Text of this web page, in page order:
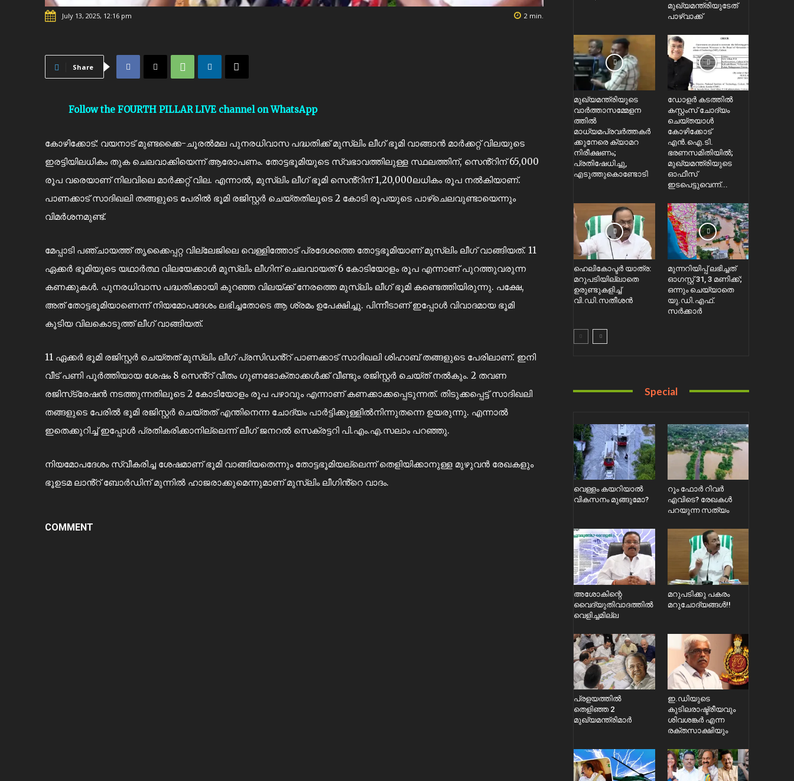
July 13, 2025, 12:16 pm 2 min.
Share
Follow the FOURTH PILLAR LIVE channel on WhatsApp
കോഴിക്കോട്: വയനാട് മുണ്ടക്കൈ-ചൂരൽമല പുനരധിവാസ പദ്ധതിക്ക് മുസ്ലിം ലീഗ് ഭൂമി വാങ്ങാൻ മാർക്കറ്റ് വിലയുടെ
ഇരട്ടിയിലധികം തുക ചെലവാക്കിയെന്ന് ആരോപണം. തോട്ടഭൂമിയുടെ സ്വഭാവത്തിലുള്ള സ്ഥലത്തിന്, സെൻ്റിന് 65,000
രൂപ വരെയാണ് നിലവിലെ മാർക്കറ്റ് വില. എന്നാൽ, മുസ്ലിം ലീഗ് ഭൂമി സെൻ്റിന് 1,20,000ലധികം രൂപ നൽകിയാണ്.
പാണക്കാട് സാദിഖലി തങ്ങളുടെ പേരിൽ ഭൂമി രജിസ്റ്റർ ചെയ്തതിലൂടെ 2 കോടി രൂപയുടെ പാഴ്‌ചെലവുണ്ടായെന്നും
വിമർശനമുണ്ട്.
മേപ്പാടി പഞ്ചായത്ത് തൃക്കൈപ്പറ്റ വില്ലേജിലെ വെള്ളിത്തോട് പ്രദേശത്തെ തോട്ടഭൂമിയാണ് മുസ്ലിം ലീഗ് വാങ്ങിയത്. 11
ഏക്കർ ഭൂമിയുടെ യഥാർത്ഥ വിലയേക്കാൾ മുസ്ലിം ലീഗിന് ചെലവായത് 6 കോടിയോളം രൂപ എന്നാണ് പുറത്തുവരുന്ന
കണക്കുകൾ. പുനരധിവാസ പദ്ധതിക്കായി കുറഞ്ഞ വിലയ്ക്ക് നേരത്തെ മുസ്ലിം ലീഗ് ഭൂമി കണ്ടെത്തിയിരുന്നു. പക്ഷേ,
അത് തോട്ടഭൂമിയാണെന്ന് നിയമോപദേശം ലഭിച്ചതോടെ ആ ശ്രമം ഉപേക്ഷിച്ചു. പിന്നീടാണ് ഇപ്പോൾ വിവാദമായ ഭൂമി
കൂടിയ വിലകൊടുത്ത് ലീഗ് വാങ്ങിയത്.
11 ഏക്കർ ഭൂമി രജിസ്റ്റർ ചെയ്തത് മുസ്ലിം ലീഗ് പ്രസിഡൻ്റ് പാണക്കാട് സാദിഖലി ശിഹാബ് തങ്ങളുടെ പേരിലാണ്. ഇനി
വീട് പണി പൂർത്തിയായ ശേഷം 8 സെൻ്റ് വീതം ഗുണഭോക്താക്കൾക്ക് വീണ്ടും രജിസ്റ്റർ ചെയ്ത് നൽകും. 2 തവണ
രജിസ്‌ട്രേഷൻ നടത്തുന്നതിലൂടെ 2 കോടിയോളം രൂപ പഴാവും എന്നാണ് കണക്കാക്കപ്പെടുന്നത്. തിടുക്കപ്പെട്ട് സാദിഖലി
തങ്ങളുടെ പേരിൽ ഭൂമി രജിസ്റ്റർ ചെയ്തത് എന്തിനെന്ന ചോദ്യം പാർട്ടിക്കുള്ളിൽനിന്നുതന്നെ ഉയരുന്നു. എന്നാൽ
ഇതെക്കുറിച്ച് ഇപ്പോൾ പ്രതികരിക്കാനില്ലെന്ന് ലീഗ് ജനറൽ സെക്രട്ടറി പി.എം.എ.സലാം പറഞ്ഞു.
നിയമോപദേശം സ്വീകരിച്ച ശേഷമാണ് ഭൂമി വാങ്ങിയതെന്നും തോട്ടഭൂമിയല്ലെന്ന് തെളിയിക്കാനുള്ള മുഴുവൻ രേഖകളും
ഭൂഉടമ ലാൻ്റ് ബോർഡിന് മുന്നിൽ ഹാജരാക്കുമെന്നുമാണ് മുസ്ലിം ലീഗിൻ്റെ വാദം.
COMMENT
മുഖ്യമന്ത്രിയുടേത്
പാഴ്വാക്ക്
മുഖ്യമന്ത്രിയുടെ
വാർത്താസമ്മേളന
ത്തിൽ
മാധ്യമപ്രവർത്തകർ
ക്കുനേരെ ക്യാമറ
നിരീക്ഷണം;
പ്രതിഷേധിച്ചു,
എടുത്തുകൊണ്ടോടി
ഡോളർ കടത്തിൽ
കസ്റ്റംസ് ചോദ്യം
ചെയ്തയാൾ
കോഴിക്കോട്
എൻ.ഐ.ടി.
ഭരണസമിതിയിൽ;
മുഖ്യമന്ത്രിയുടെ
ഓഫീസ്
ഇടപെട്ടുവെന്ന്...
ഹെലികോപ്ടര്‍ യാത്ര:
മറുപടിയില്ലാതെ
ഉരുണ്ടുകളിച്ച്
വി.ഡി.സതീശൻ
മുന്നറിയിപ്പ് ലഭിച്ചത്
ഓഗസ്റ്റ് 31, 3 മണിക്ക്;
ഒന്നും ചെയ്യാതെ
യു.ഡി.എഫ്.
സർക്കാര്‍
Special
വെള്ളം കയറിയാൽ
വികസനം മുങ്ങുമോ?
റൂം ഫോർ റിവർ
എവിടെ? രേഖകൾ
പറയുന്ന സത്യം
അശോകിന്റെ
വൈദ്യുതിവാദത്തിൽ
വെളിച്ചമില്ല
മറുപടിക്കു പകരം
മറുചോദ്യങ്ങൾ!!
പ്രളയത്തിൽ
തെളിഞ്ഞ 2
മുഖ്യമന്ത്രിമാർ
ഇ.ഡിയുടെ
കുടിലരാഷ്ട്രീയവും
ശിവശങ്കർ എന്ന
രക്തസാക്ഷിയും